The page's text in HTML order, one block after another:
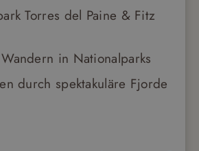
Torres del Paine & Fitz
in Nationalparks
durch spektakuläre Fjorde